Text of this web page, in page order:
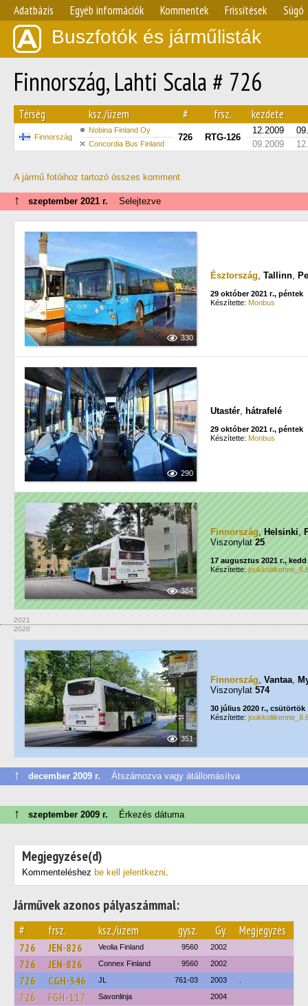
Adatbázis Egyéb információk Kommentek Frissítések Súgó
Buszfotók és járműlisták
Finnország, Lahti Scala # 726
Térség ksz./üzem # frsz. kezdete
Finnország
Nobina Finland Oy
726 RTG-126
12.2009
Concordia Bus Finland 09.2009
A jármű fotóihoz tartozó összes komment
↑ szeptember 2021 г. Selejtezve
330
Észtország, Tallinn,
29 október 2021 г., péntek
Készítette: Monbus
290
Utastér, hátrafelé
29 október 2021 г., péntek
Készítette: Monbus
384
Finnország, Helsinki,
Viszonylat 25
17 augusztus 2021 г., kedd
Készítette:
2021
2020
351
Finnország, Vantaa,
Viszonylat 574
30 július 2020 г., csütörtök
Készítette:
↑ december 2009 г. Átszámozva vagy átállomásítva
↑ szeptember 2009 г. Érkezés dátuma
Megjegyzése(d)
Kommenteléshez be kell jelentkezni.
Járművek azonos pályaszámmal:
# frsz. ksz./üzem gysz. Gy. Megjegyzés
726 JEN-826 Veolia Finland 9560 2002
726 JEN-826 Connex Finland 9560 2002
726 CGH-346 JL 761-03 2003
726 FGH-117 Savonlinja 2004